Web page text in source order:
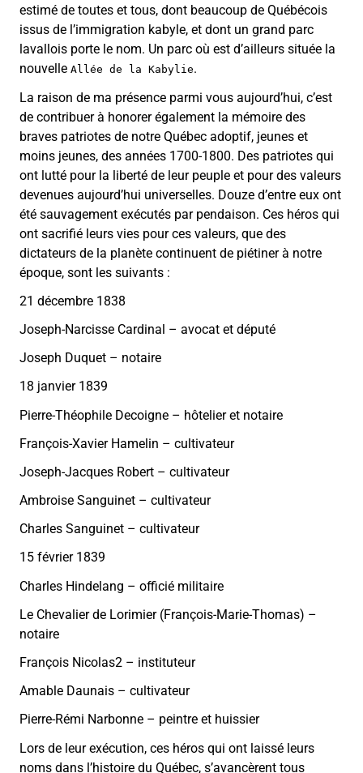
estimé de toutes et tous, dont beaucoup de Québécois
issus de l’immigration kabyle, et dont un grand parc
lavallois porte le nom. Un parc où est d’ailleurs située la
nouvelle Allée de la Kabylie.
La raison de ma présence parmi vous aujourd’hui, c’est
de contribuer à honorer également la mémoire des
braves patriotes de notre Québec adoptif, jeunes et
moins jeunes, des années 1700-1800. Des patriotes qui
ont lutté pour la liberté de leur peuple et pour des valeurs
devenues aujourd’hui universelles. Douze d’entre eux ont
été sauvagement exécutés par pendaison. Ces héros qui
ont sacrifié leurs vies pour ces valeurs, que des
dictateurs de la planète continuent de piétiner à notre
époque, sont les suivants :
21 décembre 1838
Joseph-Narcisse Cardinal – avocat et député
Joseph Duquet – notaire
18 janvier 1839
Pierre-Théophile Decoigne – hôtelier et notaire
François-Xavier Hamelin – cultivateur
Joseph-Jacques Robert – cultivateur
Ambroise Sanguinet – cultivateur
Charles Sanguinet – cultivateur
15 février 1839
Charles Hindelang – officié militaire
Le Chevalier de Lorimier (François-Marie-Thomas) –
notaire
François Nicolas2 – instituteur
Amable Daunais – cultivateur
Pierre-Rémi Narbonne – peintre et huissier
Lors de leur exécution, ces héros qui ont laissé leurs
noms dans l’histoire du Québec, s’avancèrent tous